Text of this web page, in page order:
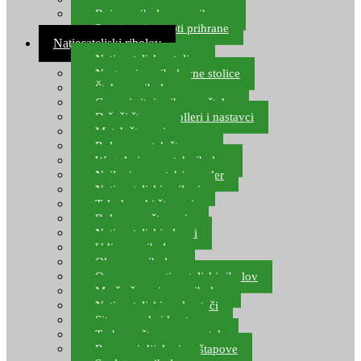
Boje za ribolovnu prihranu
Provjereni recepti prihrane
Natjecateljski ribolov
Natjecateljske stolice
Nastavci za ribolovne stolice
Šteke za ribolov
Gume i sitni pribor za šteku
Držači štapova rolleri i nastavci
Match štapovi
Role za match štapove
Waggleri za match ribolov
Najloni za match/waggler
Natjecateljski najloni
Teleskopski štapovi
Bolognese štapovi
Natjecateljski plovci
Udice za ribolov
Olovo za ribolov
Oprema za natjecateljski ribolov
Mreže čuvarice za ribolov
Natjecateljski podmetači
Sito, posude i kante
Torbe za štapove – match
Rezervni dijelovi za štapove